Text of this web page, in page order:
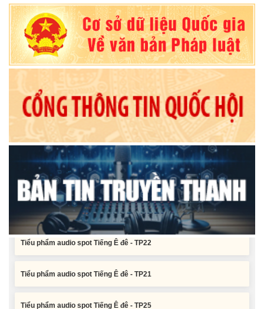
công năm 2026 nguồn vốn ngân sách địa phương (đợt 2)
Nghị quyết Về chất vấn tại Kỳ họp thứ Hai, Hội đồng nhân dân tỉnh
Đắk Lắk khóa XI, nhiệm kỳ 2026 - 2031
Nghị quyết Xác nhận kết quả bầu Ủy viên Ủy ban nhân dân tỉnh
Đắk Lắk khoá XI, nhiệm kỳ 2026 - 2031
Tiểu phẩm audio spot Tiếng Ê đê - TP25
Tiểu phẩm audio spot Tiếng Ê đê - TP24
Tiểu phẩm audio spot Tiếng Ê đê - TP23
Tiểu phẩm audio spot Tiếng Ê đê - TP22